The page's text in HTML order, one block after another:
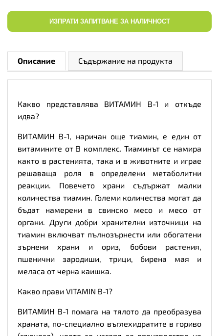
ИЗПРАТИ ЗАПИТВАНЕ ЗА НАЛИЧНОСТ
Описание Съдържание на продукта
Какво представлява ВИТАМИН В-1 и откъде
идва?
ВИТАМИН В-1, наричан още тиамин, е един от
витамините от В комплекс. Тиаминът се намира
както в растенията, така и в животните и играе
решаваща роля в определени метаболитни
реакции. Повечето храни съдържат малки
количества тиамин. Големи количества могат да
бъдат намерени в свинско месо и месо от
органи. Други добри хранителни източници на
тиамин включват пълнозърнести или обогатени
зърнени храни и ориз, бобови растения,
пшенични зародиши, трици, бирена мая и
меласа от черна каишка.
Какво прави VITAMIN B-1?
ВИТАМИН В-1 помага на тялото да преобразува
храната, по-специално въглехидратите в гориво